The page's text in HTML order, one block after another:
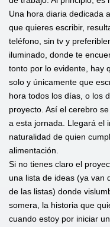
Una hora diaria dedicada
que quieres escribir,
teléfono, sin tv y
iluminado, donde te
tonto por lo evidente, hay
solo y únicamente que
hora todos los días, o los
proyecto. Así el cerebro
a esta jornada. Llegará el
naturalidad de quien
alimentación.
Si no tienes claro el
una lista de ideas (ya van
de las listas) donde
somera, la historia que
cuando estoy por iniciar